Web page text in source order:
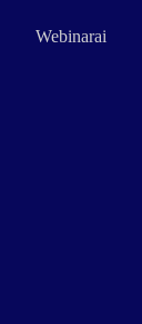
Webinarai